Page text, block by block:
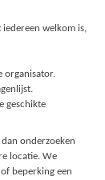
iedereen welkom is,
organisator.
geschikte
onderzoeken
locatie. We
beperking een